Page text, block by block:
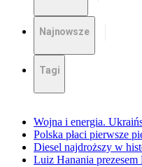
Najnowsze
Tagi
Wojna i energia.
Polska płaci pierwsze
Diesel najdroższy w
Luiz Hanania